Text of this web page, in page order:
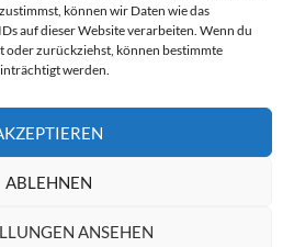
können wir Daten wie das
auf dieser Website verarbeiten. Wenn du
oder zurückziehst, können bestimmte
werden.
ABLEHNEN
ANSEHEN